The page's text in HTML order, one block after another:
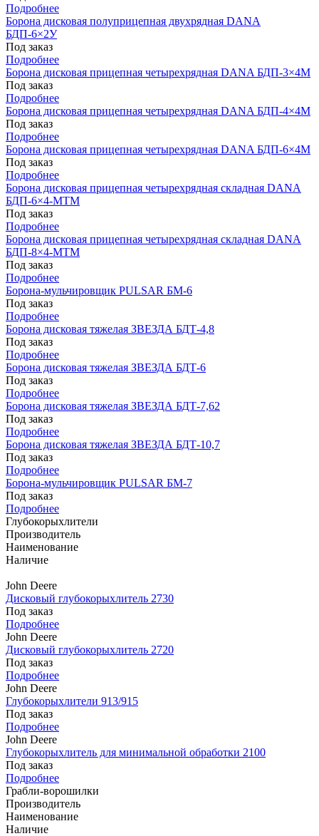
Подробнее
Борона дисковая полуприцепная двухрядная DANA
БДП-6×2У
Под заказ
Подробнее
Борона дисковая прицепная четырехрядная DANA БДП-3×4М
Под заказ
Подробнее
Борона дисковая прицепная четырехрядная DANA БДП-4×4М
Под заказ
Подробнее
Борона дисковая прицепная четырехрядная DANA БДП-6×4М
Под заказ
Подробнее
Борона дисковая прицепная четырехрядная складная DANA
БДП-6×4-МТМ
Под заказ
Подробнее
Борона дисковая прицепная четырехрядная складная DANA
БДП-8×4-МТМ
Под заказ
Подробнее
Борона-мульчировщик PULSAR БМ-6
Под заказ
Подробнее
Борона дисковая тяжелая ЗВЕЗДА БДТ-4,8
Под заказ
Подробнее
Борона дисковая тяжелая ЗВЕЗДА БДТ-6
Под заказ
Подробнее
Борона дисковая тяжелая ЗВЕЗДА БДТ-7,62
Под заказ
Подробнее
Борона дисковая тяжелая ЗВЕЗДА БДТ-10,7
Под заказ
Подробнее
Борона-мульчировщик PULSAR БМ-7
Под заказ
Подробнее
Глубокорыхлители
Производитель
Наименование
Наличие
John Deere
Дисковый глубокорыхлитель 2730
Под заказ
Подробнее
John Deere
Дисковый глубокорыхлитель 2720
Под заказ
Подробнее
John Deere
Глубокорыхлители 913/915
Под заказ
Подробнее
John Deere
Глубокорыхлитель для минимальной обработки 2100
Под заказ
Подробнее
Грабли-ворошилки
Производитель
Наименование
Наличие